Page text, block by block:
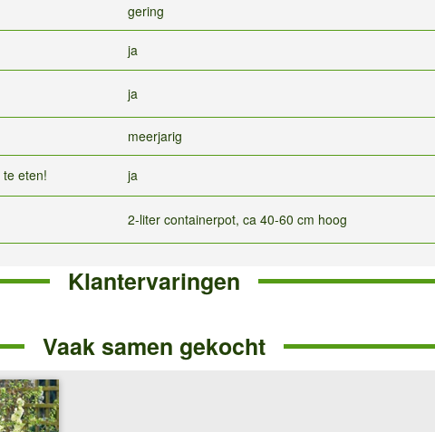
gering
ja
ja
meerjarig
eten! ja
2-liter containerpot, ca 40-60 cm hoog
Klantervaringen
Vaak samen gekocht